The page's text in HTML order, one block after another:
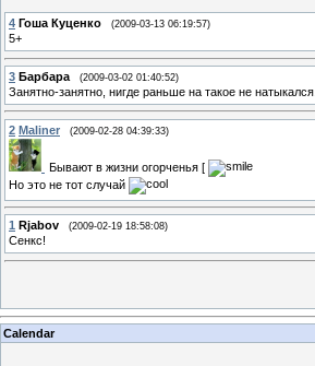
4 Гоша Куценко (2009-03-13 06:19:57)
5+
3 Барбара (2009-03-02 01:40:52)
Занятно-занятно, нигде раньше на такое не натыкался.
2 Maliner (2009-02-28 04:39:33)
Бывают в жизни огорченья [
Но это не тот случай
1 Rjabov (2009-02-19 18:58:08)
Сенкс!
Calendar